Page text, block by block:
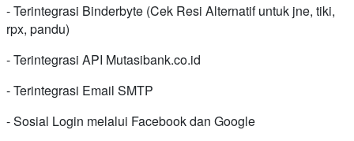
- Terintegrasi Binderbyte (Cek Resi Alternatif untuk jne, tiki,
rpx, pandu)
- Terintegrasi API Mutasibank.co.id
- Terintegrasi Email SMTP
- Sosial Login melalui Facebook dan Google